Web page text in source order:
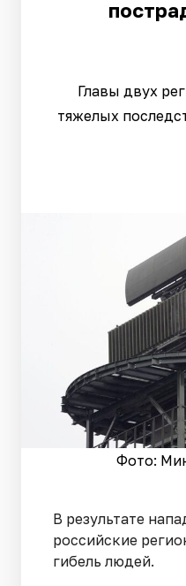
Главы двух
тяжелых
Фото:
В результате
российские
гибель людей.